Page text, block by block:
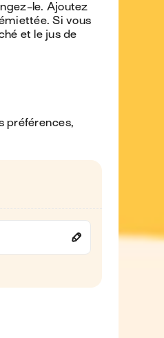
le. Ajoutez
Si vous
et le jus de
préférences,